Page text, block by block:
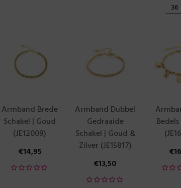
36
Armband Brede
Schakel | Goud
(JE12009)
€14,95
Armband Dubbel
Gedraaide
Schakel | Goud &
Zilver (JE15817)
€13,50
€